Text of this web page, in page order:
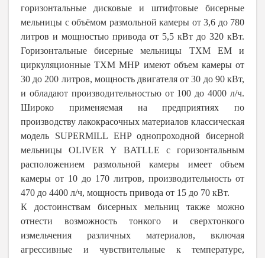
горизонтальные дисковые и штифтовые бисерные
мельницы с объёмом размольной камеры от 3,6 до 780
литров и мощностью привода от 5,5 кВт до 320 кВт.
Горизонтальные бисерные мельницы ТХМ ЕМ и
циркуляционные ТХМ МНР имеют объем камеры от
30 до 200 литров, мощность двигателя от 30 до 90 кВт,
и обладают производительностью от 100 до 4000 л/ч.
Широко применяемая на предприятиях по
производству лакокрасочных материалов классическая
модель SUPERMILL EHP однопроходной бисерной
мельницы OLIVER Y BATLLE с горизонтальным
расположением размольной камеры имеет объем
камеры от 10 до 170 литров, производительность от
470 до 4400 л/ч, мощность привода от 15 до 70 кВт.
К достоинствам бисерных мельниц также можно
отнести возможность тонкого и сверхтонкого
измельчения различных материалов, включая
агрессивные и чувствительные к температуре,